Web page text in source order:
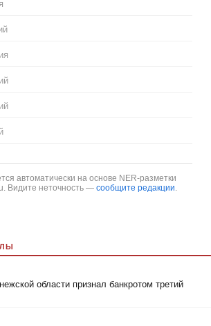
автоматически на основе NER-разметки
Видите неточность — сообщите редакции
области признал банкротом третий